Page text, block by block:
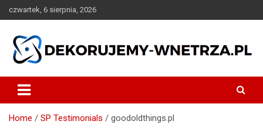
to
czwartek, 6 sierpnia, 2026
dekorujemy-wnetrza.pl
Home SP Testimonials goodoldthings.pl